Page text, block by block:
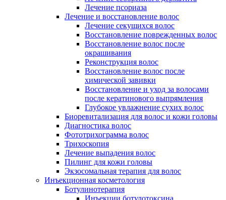
Лечение псориаза
Лечение и восстановление волос
Лечение секущихся волос
Восстановление поврежденных волос
Восстановление волос после
окрашивания
Реконструкция волос
Восстановление волос после
химической завивки
Восстановление и уход за волосами
после кератинового выпрямления
Глубокое увлажнение сухих волос
Биоревитализация для волос и кожи головы
Диагностика волос
Фототрихограмма волос
Трихоскопия
Лечение выпадения волос
Пилинг для кожи головы
Экзосомальная терапия для волос
Инъекционная косметология
Ботулинотерапия
Инъекции ботулотоксина